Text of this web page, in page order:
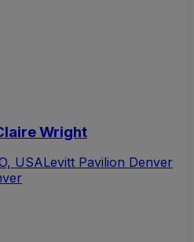
Wright
USALevitt Pavilion Denver